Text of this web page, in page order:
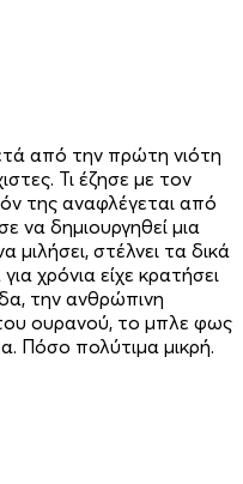
από την πρώτη νιότη
Τι έζησε με τον
της αναφλέγεται από
να δημιουργηθεί μια
στέλνει τα δικά
χρόνια είχε κρατήσει
την ανθρώπινη
ουρανού, το μπλε φως
Πόσο πολύτιμα μικρή.